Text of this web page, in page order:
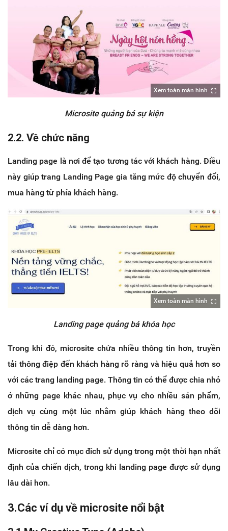
Xem toàn màn hình
Microsite quảng bá sự kiện
2.2. Về chức năng
Landing page là nơi để tạo tương tác với khách hàng. Điều
này giúp trang Landing Page gia tăng mức độ chuyển đổi,
mua hàng từ phía khách hàng.
Xem toàn màn hình
Landing page quảng bá khóa học
Trong khi đó, microsite chứa nhiều thông tin hơn, truyền
tải thông điệp đến khách hàng rõ ràng và hiệu quả hơn so
với các trang landing page. Thông tin có thể được chia nhỏ
ở những page khác nhau, phục vụ cho nhiều sản phẩm,
dịch vụ cùng một lúc nhằm giúp khách hàng theo dõi
thông tin dễ dàng hơn.
Microsite chỉ có mục đích sử dụng trong một thời hạn nhất
định của chiến dịch, trong khi landing page được sử dụng
lâu dài hơn.
3.Các ví dụ về microsite nổi bật